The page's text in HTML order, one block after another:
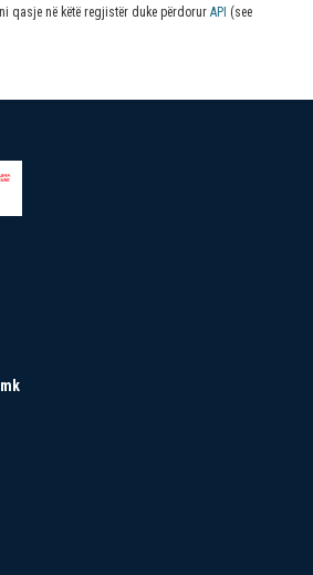
qasje në këtë regjistër duke përdorur API (see